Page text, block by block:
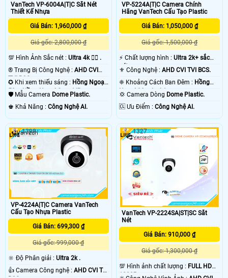
VanTech VP-6004A|T|C Sắt Nét
Thiết Kế Nhựa
Giá Bán: 1,960,000 ₫
Giá gốc: 2,800,000 ₫
💯 Hình Ảnh Sắc nét : Ultra 4k 👍🏾 .
®️ Trang Bị Công Nghệ : AHD CVI
TVI BCS.
✪ Khi xem thiếu sáng : Hồng Ngoại
50m Hồng Ngoại Smart IR.
🛡 Mẫu Camera Dome Plastic.
️♚ Khả Năng : Công Nghệ AI.
VP-5224A|T|C Camera Chính
Hãng VanTech Cấu Tạo Plastic
Giá Bán: 1,050,000 ₫
Giá gốc: 1,500,000 ₫
️⚡ Chất lượng hình :Ultra 2k+ sắc
nét .
⚜️ Công Nghệ :AHD CVI TVI BCS.
❈ Khoảng Cách Ban Đêm : Hồng
Ngoại 30m Led Array.
💢 Camera Dòng Dome Plastic.
️🆑 Ưu Điểm :Công Nghệ AI.
VP-4224A|T|C Camera VanTech
Cấu Tạo Nhựa Plastic
Giá Bán: 699,300 ₫
Giá gốc: 999,000 ₫
🔆 Độ Phân giải : Ultra 2k .
👍 Camera Công nghệ : AHD CVI TVI
1398
VanTech VP-2224SA|ST|SC Sắt
Nét
Giá Bán: 910,000 ₫
Giá gốc: 1,300,000 ₫
💯 Hình ảnh chất lượng : FULL HD
1080P .
1327